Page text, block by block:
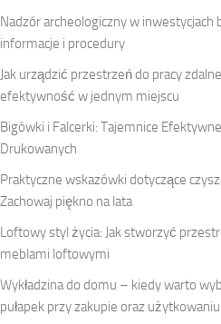
Nadzór archeologiczny w inwestycjach
informacje i procedury
Jak urządzić przestrzeń do pracy
efektywność w jednym miejscu
Bigówki i Falcerki: Tajemnice
Drukowanych
Praktyczne wskazówki dotyczące
Zachowaj piękno na lata
Loftowy styl życia: Jak stworzyć
meblami loftowymi
Wykładzina do domu – kiedy warto
pułapek przy zakupie oraz użytkowaniu